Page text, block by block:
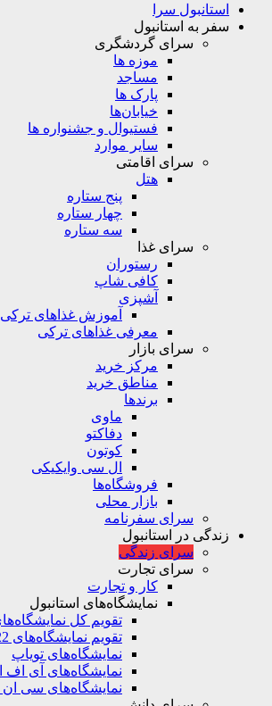
استانبول سرا
سفر به استانبول
سرای گردشگری
موزه ها
مساجد
پارک ها
خیابان‌ها
فستیوال و جشنواره ها
سایر موارد
سرای اقامتی
هتل
پنج ستاره
چهار ستاره
سه ستاره
سرای غذا
رستوران
کافی شاپ
آشپزی
آموزش غذاهای ترکی
معرفی غذاهای ترکی
سرای بازار
مرکز خرید
مناطق خرید
برندها
ماوی
دفاکتو
کوتون
ال سی وایکیکی
فروشگاه‌ها
بازار محلی
سرای سفرنامه
زندگی در استانبول
سرای زندگی
سرای تجارت
کار و تجارت
نمایشگاه‌های استانبول
تقویم کل
تقویم نمایشگاه‌های 2022 استانبول
نمایشگاه‌های تویاپ
نمایشگاه‌های آی اف
نمایشگاه‌های سی ان